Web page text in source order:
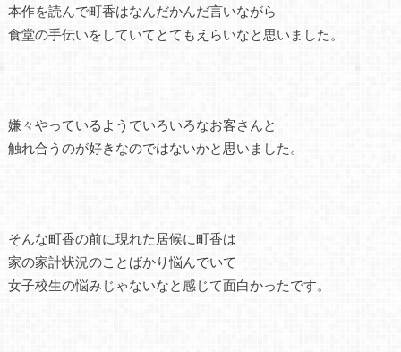
本作を読んで町香はなんだかんだ言いながら
食堂の手伝いをしていてとてもえらいなと思いました。
嫌々やっているようでいろいろなお客さんと
触れ合うのが好きなのではないかと思いました。
そんな町香の前に現れた居候に町香は
家の家計状況のことばかり悩んでいて
女子校生の悩みじゃないなと感じて面白かったです。